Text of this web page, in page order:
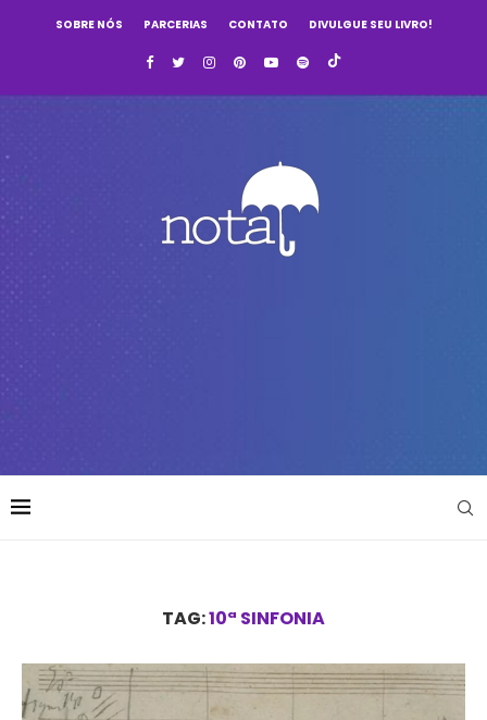
SOBRE NÓS PARCERIAS CONTATO DIVULGUE SEU LIVRO!
TAG:10ª SINFONIA